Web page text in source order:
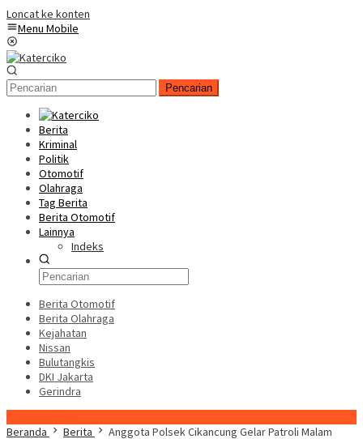
Loncat ke konten
Menu Mobile
Pencarian
Berita
Kriminal
Politik
Otomotif
Olahraga
Tag Berita
Berita Otomotif
Lainnya
Indeks
Berita Otomotif
Berita Olahraga
Kejahatan
Nissan
Bulutangkis
DKI Jakarta
Gerindra
Beranda
Berita
Anggota Polsek Cikancung Gelar Patroli Malam